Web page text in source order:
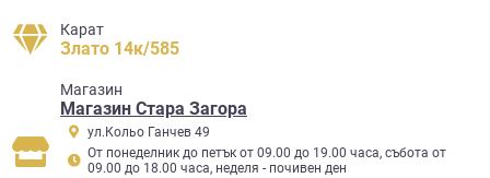
Карат
Злато 14к/585
Mагазин
Магазин Стара Загора
ул.Кольо Ганчев 49
От понеделник до петък от 09.00 до 19.00 часа, събота от
09.00 до 18.00 часа, неделя - почивен ден